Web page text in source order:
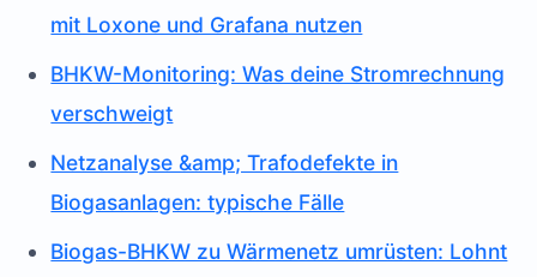
mit Loxone und Grafana nutzen
BHKW-Monitoring: Was deine Stromrechnung
verschweigt
Netzanalyse &amp; Trafodefekte in
Biogasanlagen: typische Fälle
Biogas-BHKW zu Wärmenetz umrüsten: Lohnt